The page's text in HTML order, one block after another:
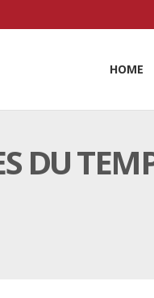
HOME
DU